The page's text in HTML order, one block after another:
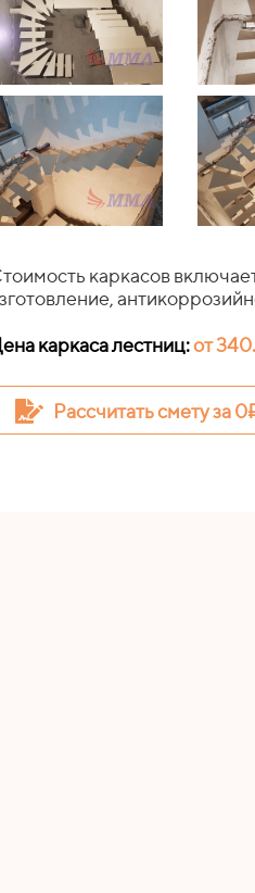
каркасов
каркаса лестниц:от
Рассчитать смету за